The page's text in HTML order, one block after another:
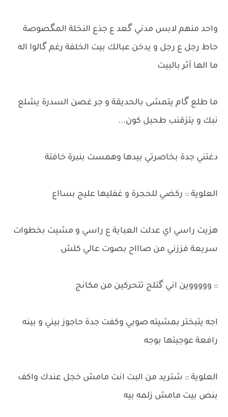
واحد منهم لابس مدني گعد ع جذع النخلة المگصوصة
حاط رجل ع رجل و يدخن عبالك بيت الخلفة رغم گالوا اله
ما الها أثر بالبيت
ما طلع گام يتمشى بالحديقة و جر غصن السدرة يشلع
نبك و يتزقنب طحيل كون...
دغتني جدة بخاصرتي بيدها وهمست بنبرة خافتة
العلوية :: ركضي للحجرة و غفليها عليج بسااع
هزيت راسي اي عدلت العباية ع راسي و مشيت بخطوات
سريعة فززني من صاااح بصوت عالي كلش
:: وووووين اني گتلج تتحركين من مكانج
اجه يتبختر بمشيته صوبي وكفت جدة حاجوز بيني و بينه
رافعة عوجيتها بوجه
العلوية :: شتريد من البت انت مامش خجل عندك واكف
بنص بيت مامش زلمه بيه